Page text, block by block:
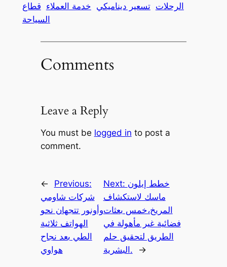
الرحلات تسعير ديناميكي خدمة العملاء قطاع
السياحة
Comments
Leave a Reply
You must be logged in to post a
comment.
←
Previous:
شركات شاومي
وأونور تتجهان نحو
الهواتف ثلاثية
الطي بعد نجاح
هواوي
Next: خطط إيلون
ماسك لاستكشاف
المريخ،خمس بعثات
فضائية غير مأهولة في
الطريق لتحقيق حلم
البشرية.
→